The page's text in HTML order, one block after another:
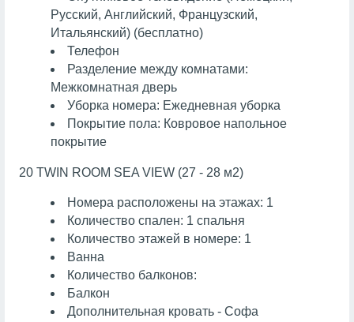
Русский, Английский, Французский,
Итальянский) (бесплатно)
Телефон
Разделение между комнатами:
Межкомнатная дверь
Уборка номера: Ежедневная уборка
Покрытие пола: Ковровое напольное
покрытие
20 TWIN ROOM SEA VIEW (27 - 28 м2)
Номера расположены на этажах: 1
Количество спален: 1 спальня
Количество этажей в номере: 1
Ванна
Количество балконов:
Балкон
Дополнительная кровать - Софа